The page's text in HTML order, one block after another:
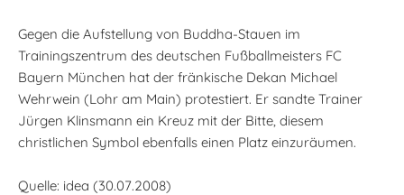
Gegen die Aufstellung von Buddha-Stauen im
Trainingszentrum des deutschen Fußballmeisters FC
Bayern München hat der fränkische Dekan Michael
Wehrwein (Lohr am Main) protestiert. Er sandte Trainer
Jürgen Klinsmann ein Kreuz mit der Bitte, diesem
christlichen Symbol ebenfalls einen Platz einzuräumen.
Quelle: idea (30.07.2008)